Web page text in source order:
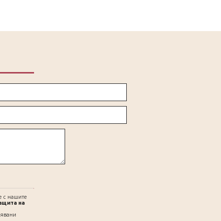
с нашите
на